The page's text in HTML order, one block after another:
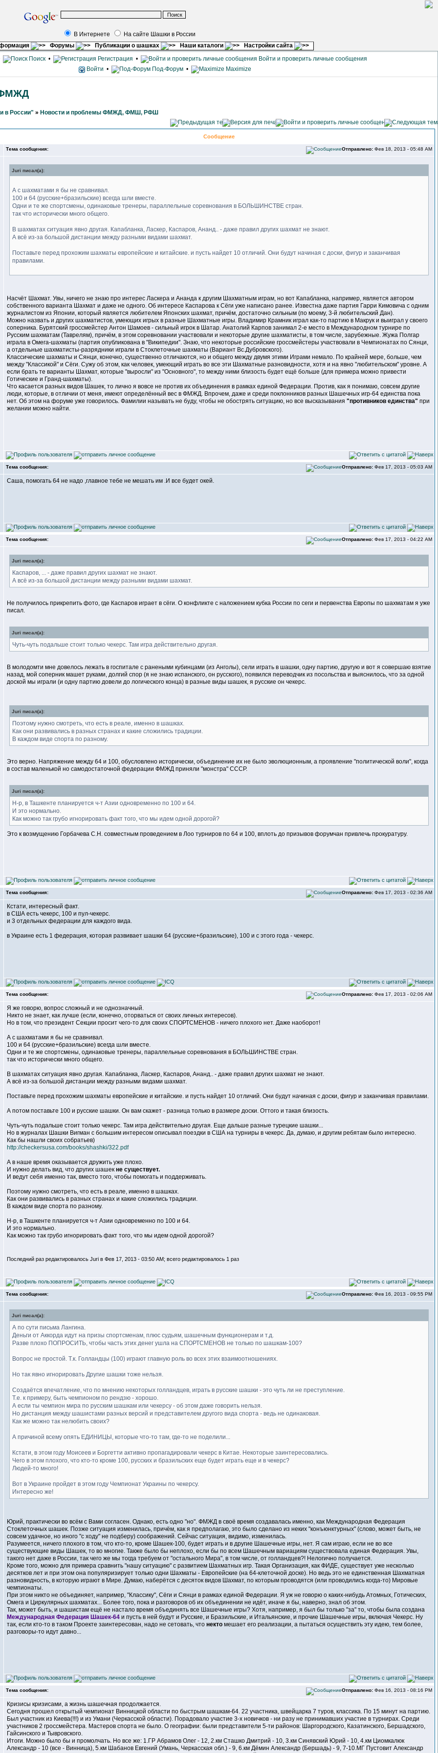
В Интернете
На сайте Шашки в России
Форумы Публикации о шашках Наши каталоги Настройки сайта
Поиск• Регистрация •
Войти и проверить личные сообщения
Войти • Под-Форум • Maximize
ФМЖД
в России" » Новости и проблемы ФМЖД, ФМШ, РФШ
Сообщение
Тема сообщения: Отправлено: Фев 18, 2013 - 05:48 AM
Juri писал(а):
А с шахматами я бы не сравнивал.
100 и 64 (русские+бразильские) всегда шли вместе.
Одни и те же спортсмены, одинаковые тренеры, параллельные соревнования в БОЛЬШИНСТВЕ стран.
так что исторически много общего.
В шахматах ситуация явно другая. Капабланка, Ласкер, Каспаров, Ананд.. - даже правил других шахмат не знают.
А всё из-за большой дистанции между разными видами шахмат.
Поставьте перед прохожим шахматы европейские и китайские. и пусть найдет 10 отличий. Они будут начиная с доски, фигур и заканчивая
правилами.
Насчёт Шахмат. Увы, ничего не знаю про интерес Ласкера и Ананда к другим Шахматным играм, но вот Капабланка, например, является автором
собственного варианта Шахмат и даже не одного. Об интересе Каспарова к Сёги уже написано ранее. Известна даже партия Гарри Кимовича с одним
журналистом из Японии, который является любителем Японских шахмат, причём, достаточно сильным (по моему, 3-й любительский Дан).
Можно назвать и других шахматистов, умеющих игрых в разные Шахматные игры. Владимир Крамник играл как-то партию в Макрук и выиграл у своего
соперника. Бурятский гроссмейстер Антон Шамоев - сильный игрок в Шатар. Анатолий Карпов занимал 2-е место в Международном турнире по
Русским шахматам (Таврелям), причём, в этом соревновании участвовали и некоторые другие шахматисты, в том числе, зарубежные. Жужа Полгар
играла в Омега-шахматы (партия опубликована в "Википедии". Знаю, что некоторые российские гроссмейстеры участвовали в Чемпионатах по Сянци,
а отдельные шахматисты-разрядники играли в Стоклеточные шахматы (Вариант Вс.Дубровского).
Классические шахматы и Сянци, конечно, существенно отличаются, но и общего между двумя этими Играми немало. По крайней мере, больше, чем
между "Классикой" и Сёги. Сужу об этом, как человек, умеющий играть во все эти Шахматные разновидности, хотя и на явно "любительском" уровне. А
если брать те варианты Шахмат, которые "выросли" из "Основного", то между ними близость будет ещё больше (для примера можно привести
Готические и Гранд-шахматы).
Что касается разных видов Шашек, то лично я вовсе не против их объединения в рамках единой Федерации. Против, как я понимаю, совсем другие
люди, которые, в отличии от меня, имеют определённый вес в ФМЖД. Впрочем, даже и среди поклонников разных Шашечных игр-64 единства пока
нет. Об этом на форуме уже говорилось. Фамилии называть не буду, чтобы не обострять ситуацию, но все высказывания "противников единства" при
желании можно найти.
Тема сообщения: Отправлено: Фев 17, 2013 - 05:03 AM
Саша, помогать 64 не надо ,главное тебе не мешать им .И все будет окей.
Тема сообщения: Отправлено: Фев 17, 2013 - 04:22 AM
Juri писал(а):
Каспаров, ... - даже правил других шахмат не знают.
А всё из-за большой дистанции между разными видами шахмат.
Не получилось прикрепить фото, где Каспаров играет в сёги. О конфликте с наложением кубка России по сеги и первенства Европы по шахматам я уже
писал.
Juri писал(а):
Чуть-чуть подальше стоит только чекерс. Там игра действительно другая.
В молодомти мне довелось лежать в госпитале с ранеными кубинцами (из Анголы), сели играть в шашки, одну партию, другую и вот я совершаю взятие
назад, мой соперник машет руками, долгий спор (я не знаю испанского, он русского), появился переводчик из посольства и выяснилось, что за одной
доской мы играли (и одну партию довели до логического конца) в разные виды шашек, я русские он чекерс.
Juri писал(а):
Поэтому нужно смотреть, что есть в реале, именно в шашках.
Как они развивались в разных странах и какие сложились традиции.
В каждом виде спорта по разному.
Это верно. Напряжение между 64 и 100, обусловлено исторически, объединение их не было эволюционным, а проявление "политической воли", когда
в состав маленькой но самодостаточной федерации ФМЖД приняли "монстра" СССР.
Juri писал(а):
Н-р, в Ташкенте планируется ч-т Азии одновременно по 100 и 64.
И это нормально.
Как можно так грубо игнорировать факт того, что мы идем одной дорогой?
Это к возмущению Горбачева С.Н. совместным проведением в Лоо турниров по 64 и 100, вплоть до призывов форумчан привлечь прокуратуру.
Тема сообщения: Отправлено: Фев 17, 2013 - 02:36 AM
Кстати, интересный факт.
в США есть чекерс, 100 и пул-чекерс.
и 3 отдельных федерации для каждого вида.
в Украине есть 1 федерация, которая развивает шашки 64 (русские+бразильские), 100 и с этого года - чекерс.
Тема сообщения: Отправлено: Фев 17, 2013 - 02:06 AM
Я же говорю, вопрос сложный и не однозначный.
Никто не знает, как лучше (если, конечно, оторваться от своих личных интересов).
Но в том, что президент Секции просит чего-то для своих СПОРТСМЕНОВ - ничего плохого нет. Даже наоборот!
А с шахматами я бы не сравнивал.
100 и 64 (русские+бразильские) всегда шли вместе.
Одни и те же спортсмены, одинаковые тренеры, параллельные соревнования в БОЛЬШИНСТВЕ стран.
так что исторически много общего.
В шахматах ситуация явно другая. Капабланка, Ласкер, Каспаров, Ананд.. - даже правил других шахмат не знают.
А всё из-за большой дистанции между разными видами шахмат.
Поставьте перед прохожим шахматы европейские и китайские. и пусть найдет 10 отличий. Они будут начиная с доски, фигур и заканчивая правилами.
А потом поставьте 100 и русские шашки. Он вам скажет - разница только в размере доски. Оттого и такая близость.
Чуть-чуть подальше стоит только чекерс. Там игра действительно другая. Еще дальше разные турецкие шашки...
Но в журналах Шашки Вигман с большим интересом описывал поездки в США на турниры в чекерс. Да, думаю, и другим ребятам было интересно.
Как бы нашли своих собратьев)
http://checkersusa.com/books/shashki/322.pdf
А в наше время оказывается дружить уже плохо.
И нужно делать вид, что других шашек не существует.
И ведут себя именно так, вместо того, чтобы помогать и поддерживать.
Поэтому нужно смотреть, что есть в реале, именно в шашках.
Как они развивались в разных странах и какие сложились традиции.
В каждом виде спорта по разному.
Н-р, в Ташкенте планируется ч-т Азии одновременно по 100 и 64.
И это нормально.
Как можно так грубо игнорировать факт того, что мы идем одной дорогой?
Последний раз редактировалось Juri в Фев 17, 2013 - 03:50 AM; всего редактировалось 1 раз
Тема сообщения: Отправлено: Фев 16, 2013 - 09:55 PM
Juri писал(а):
А по сути письма Лангина.
Деньги от Аккорда идут на призы спортсменам, плюс судьям, шашечным функционерам и т.д.
Разве плохо ПОПРОСИТЬ, чтобы часть этих денег ушла на СПОРТСМЕНОВ не только по шашкам-100?
Вопрос не простой. Т.к. Голландцы (100) играют главную роль во всех этих взаимоотношениях.
Но так явно игнорировать Другие шашки тоже нельзя.
Создаётся впечатление, что по мнению некоторых голландцев, играть в русские шашки - это чуть ли не преступление.
Т.е. к примеру, быть чемпионом по рендзю - хорошо.
А если ты чемпион мира по русским шашкам или чекерсу - об этом даже говорить нельзя.
Но дистанция между шашистами разных версий и представителем другого вида спорта - ведь не одинаковая.
Как же можно так нелюбить своих?
А причиной всему опять ЕДИНИЦЫ, которые что-то там, где-то не поделили...
Кстати, в этом году Моисеев и Боргетти активно пропагадировали чекерс в Китае. Некоторые заинтересовались.
Чего в этом плохого, что кто-то кроме 100, русских и бразильских еще будет играть еще и в чекерс?
Людей-то много!
Вот в Украине пройдет в этом году Чемпионат Украины по чекерсу.
Интересно же!
Юрий, практически во всём с Вами согласен. Однако, есть одно "но". ФМЖД в своё время создавалась именно, как Международная Федерация
Стоклеточных шашек. Позже ситуация изменилась, причём, как я предполагаю, это было сделано из неких "конъюнктурных" (слово, может быть, не
совсем удачное, но иного "с ходу" не подберу) соображений. Сейчас ситуация, видимо, изменилась.
Разумеется, ничего плохого в том, что кто-то, кроме Шашек-100, будет играть и в другие Шашечные игры, нет. Я сам играю, если не во все
существующие виды Шашек, то во многие. Также было бы неплохо, если бы по всем Шашечным вариациям существовала единая Федерация. Увы,
такого нет даже в России, так чего же мы тогда требуем от "остального Мира", в том числе, от голландцев?! Нелогично получается.
Кроме того, можно для примера сравнить "нашу ситуацию" с развитием Шахматных игр. Такая Организация, как ФИДЕ, существует уже несколько
десятков лет и при этом она популяризирует только одни Шахматы - Европейские (на 64-клеточной доске). Но ведь это не единственная Шахматная
разновидность, в которую играют в Мире. Думаю, наберётся с десяток видов Шахмат, по которым проводятся (или проводились когда-то) Мировые
чемпионаты.
При этом никто не объединяет, например, "Классику", Сёги и Сянци в рамках единой Федерации. Я уж не говорю о каких-нибудь Атомных, Готических,
Омега и Циркулярных шахматах... Более того, пока и разговоров об их объединении не идёт, иначе я бы, наверно, знал об этом.
Так, может быть, и шашистам ещё не настало время объединять все Шашечные игры? Хотя, например, я был бы только "за" то, чтобы была создана
Международная Федерация Шашек-64 и пусть в ней будут и Русские, и Бразильские, и Итальянские, и прочие Шашечные игры, включая Чекерс. Ну
так, если кто-то в таком Проекте заинтересован, надо не сетовать, что некто мешает его реализации, а пытаться осуществить эту идею, тем более,
разговоры-то идут давно...
Тема сообщения: Отправлено: Фев 16, 2013 - 08:16 PM
Кризисы кризисами, а жизнь шашечная продолжается.
Сегодня прошел открытый чемпионат Винницкой области по быстрым шашкам-64. 22 участника, швейцарка 7 туров, классика. По 15 минут на партию.
Был участник из Киева(!!!) и из Умани (Черкасской области). Порадовало участие 3-х новичков - ни разу не принимавших участие в турнирах. Среди
участников 2 гроссмейстера. Мастеров спорта не было. О географии: были представители 5-ти районов: Шаргородского, Казатинского, Бершадского,
Гайсинского и Тывровского.
Итоги. Можно было бы и промолчать. Но все же: 1.ГР Абрамов Олег - 12, 2.км Сташко Дмитрий - 10, 3.км Синявский Юрий - 10, 4.км Циомкалюк
Александр - 10 (все - Винница), 5.км Шабанов Евгений (Умань, Черкасская обл.) - 9, 6.км Дёмин Александр (Бершадь) - 9, 7-10.МГ Пустовит Александр